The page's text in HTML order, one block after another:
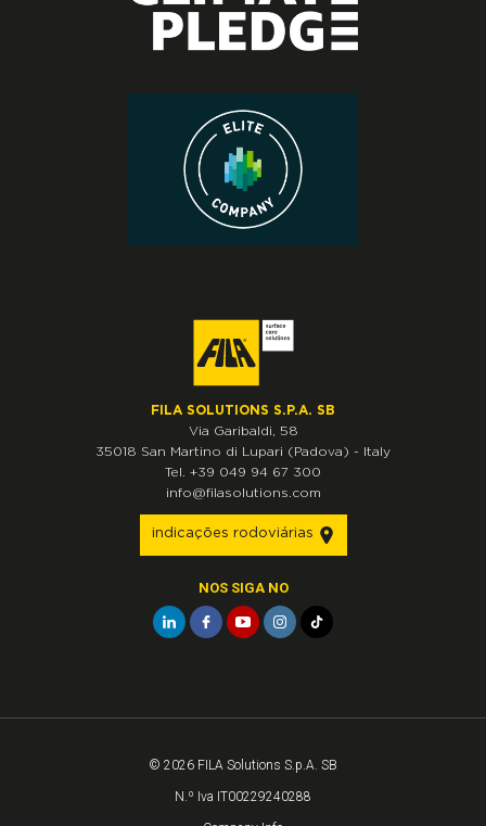
FILA SOLUTIONS S.P.A. SB
Via Garibaldi, 58
35018 San Martino di Lupari (Padova) - Italy
Tel. +39 049 94 67 300
info@filasolutions.com
indicações rodoviárias
NOS SIGA NO
© 2026 FILA Solutions S.p.A. SB
N.º Iva IT00229240288